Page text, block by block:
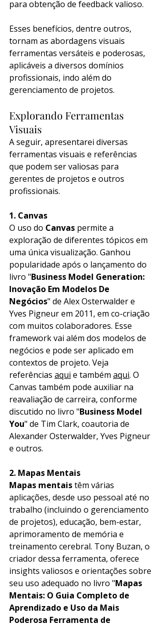
para obtenção de feedback valioso.
Esses benefícios, dentre outros,
tornam as abordagens visuais
ferramentas versáteis e poderosas,
aplicáveis a diversos domínios
profissionais, indo além do
gerenciamento de projetos.
Explorando Ferramentas
Visuais
A seguir, apresentarei diversas
ferramentas visuais e referências
que podem ser valiosas para
gerentes de projetos e outros
profissionais.
1. Canvas
O uso do Canvas permite a
exploração de diferentes tópicos em
uma única visualização. Ganhou
popularidade após o lançamento do
livro "Business Model Generation:
Inovação Em Modelos De
Negócios" de Alex Osterwalder e
Yves Pigneur em 2011, em co-criação
com muitos colaboradores. Esse
framework vai além dos modelos de
negócios e pode ser aplicado em
contextos de projeto. Veja
referências aqui e também aqui. O
Canvas também pode auxiliar na
reavaliação de carreira, conforme
discutido no livro "Business Model
You" de Tim Clark, coautoria de
Alexander Osterwalder, Yves Pigneur
e outros.
2. Mapas Mentais
Mapas mentais têm várias
aplicações, desde uso pessoal até no
trabalho (incluindo o gerenciamento
de projetos), educação, bem-estar,
aprimoramento de memória e
treinamento cerebral. Tony Buzan, o
criador dessa ferramenta, oferece
insights valiosos e orientações sobre
seu uso adequado no livro "Mapas
Mentais: O Guia Completo de
Aprendizado e Uso da Mais
Poderosa Ferramenta de